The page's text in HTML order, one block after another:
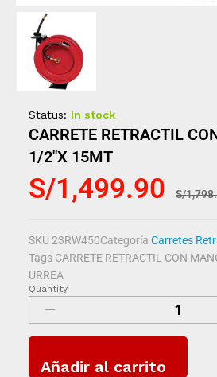
Status: In stock
CARRETE RETRACTIL
1/2″X 15MT
S/1,499.90 S/
SKU23RW450Categoría Carretes
Tags CARRETE RETRACTIL CON
URREA
Quantity
Añadir al carrito